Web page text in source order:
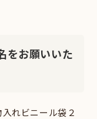
をお願いいた
れビニール袋２